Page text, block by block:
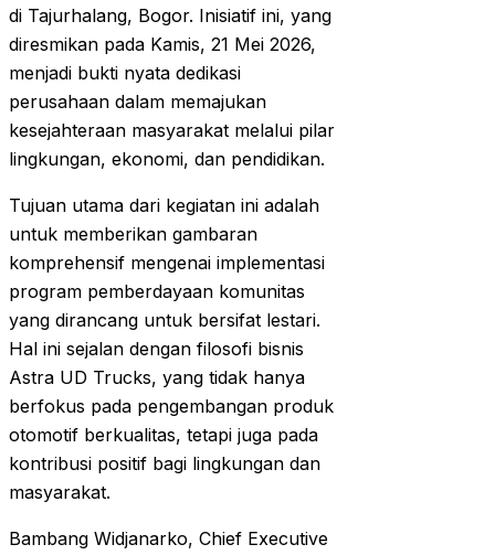
di Tajurhalang, Bogor. Inisiatif ini, yang
diresmikan pada Kamis, 21 Mei 2026,
menjadi bukti nyata dedikasi
perusahaan dalam memajukan
kesejahteraan masyarakat melalui pilar
lingkungan, ekonomi, dan pendidikan.
Tujuan utama dari kegiatan ini adalah
untuk memberikan gambaran
komprehensif mengenai implementasi
program pemberdayaan komunitas
yang dirancang untuk bersifat lestari.
Hal ini sejalan dengan filosofi bisnis
Astra UD Trucks, yang tidak hanya
berfokus pada pengembangan produk
otomotif berkualitas, tetapi juga pada
kontribusi positif bagi lingkungan dan
masyarakat.
Bambang Widjanarko, Chief Executive